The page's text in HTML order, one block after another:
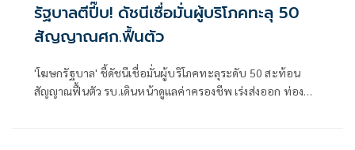
รัฐบาลตีปี๊บ! ดัชนีเชื่อมั่นผู้บริโภคทะลุ 50
สัญญาณศก.ฟื้นตัว
'โฆษกรัฐบาล' ชี้ดัชนีเชื่อมั่นผู้บริโภคทะลุระดับ 50 สะท้อน
สัญญาณฟื้นตัว รบ.เดินหน้าดูแลค่าครองชีพ เร่งส่งออก ท่อง